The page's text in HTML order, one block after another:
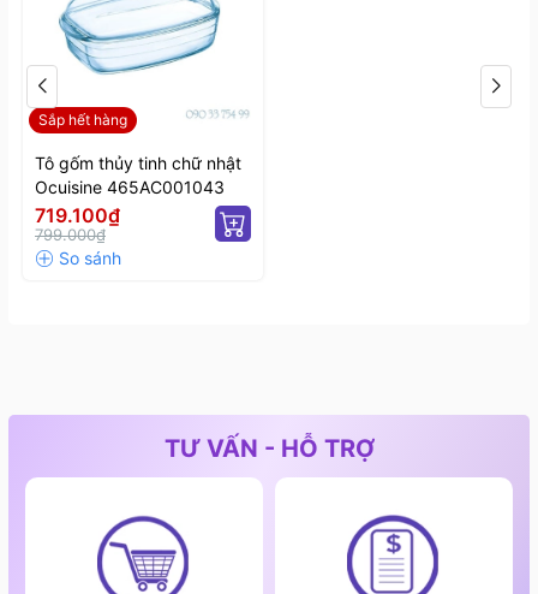
Sắp hết hàng
Tô gốm thủy tinh chữ nhật
Ocuisine 465AC001043
719.100₫
799.000₫
TƯ VẤN - HỖ TRỢ